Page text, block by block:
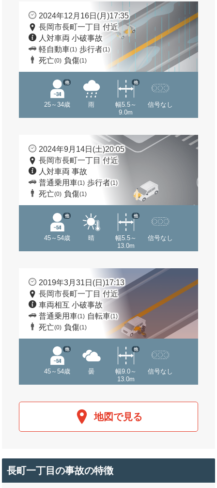
2024年12月16日(月)17:35
長岡市長町一丁目 付近
人対車両 小破事故
軽自動車(1) 歩行者(1)
死亡(0) 負傷(1)
25～34歳
他
雨
幅5.5～
9.0m
他
信号なし
2024年9月14日(土)20:05
長岡市長町一丁目 付近
人対車両 事故
普通乗用車(1) 歩行者(1)
死亡(0) 負傷(1)
45～54歳
他
晴
幅5.5～
13.0m
他
信号なし
2019年3月31日(日)17:13
長岡市長町一丁目 付近
車両相互 小破事故
普通乗用車(1) 自転車(1)
死亡(0) 負傷(1)
45～54歳
他
曇
幅9.0～
13.0m
他
信号なし
地図で見る
長町一丁目の事故の特徴